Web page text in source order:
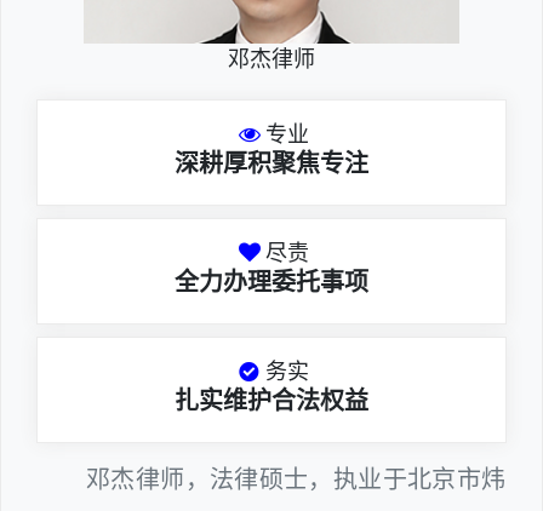
邓杰律师
专业
深耕厚积聚焦专注
尽责
全力办理委托事项
务实
扎实维护合法权益
邓杰律师，法律硕士，执业于北京市炜